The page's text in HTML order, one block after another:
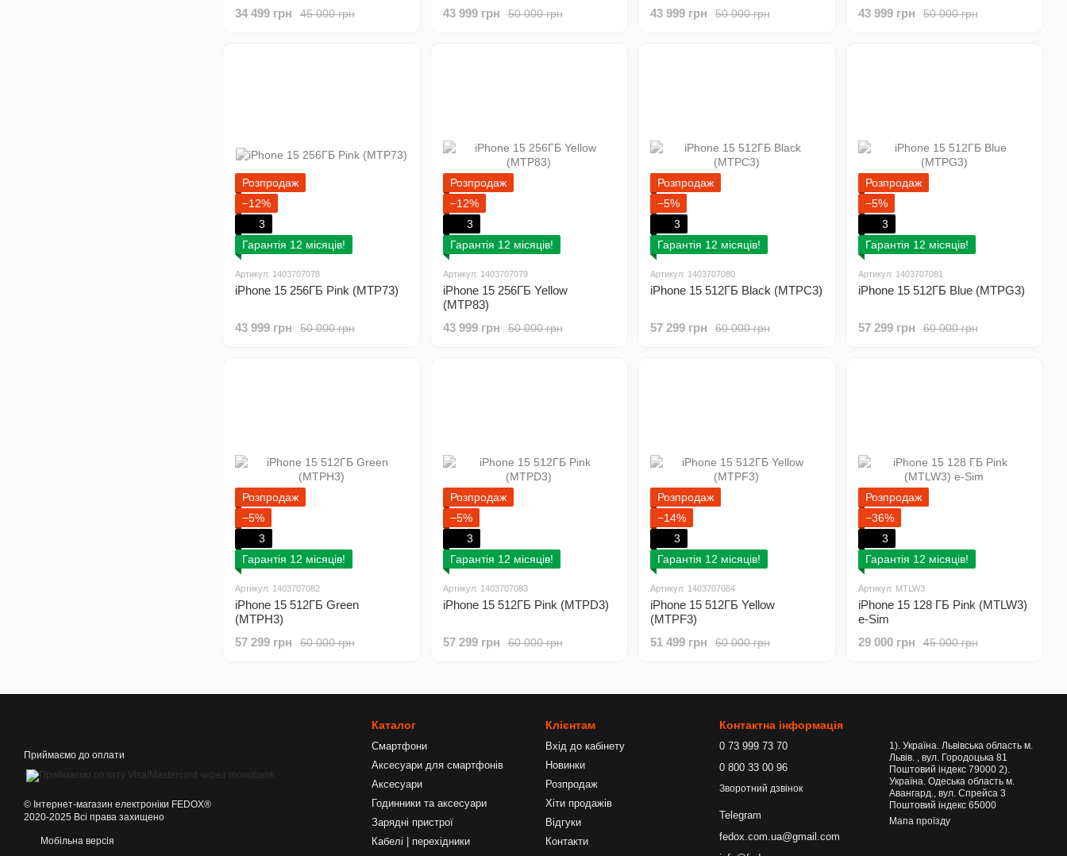
45 000 грн
34 499 грн 50 000 грн
43 999 грн 50 000 грн
43 999 грн 50 000 грн
43 999 грн
Розпродаж
−12%
3
Гарантія 12 місяців!
Артикул: 1403707078
iPhone 15 256ГБ Pink (MTP73)
50 000 грн
43 999 грн
Розпродаж
−12%
3
Гарантія 12 місяців!
Артикул: 1403707079
iPhone 15 256ГБ Yellow
(MTP83)
50 000 грн
43 999 грн
Розпродаж
−5%
3
Гарантія 12 місяців!
Артикул: 1403707080
iPhone 15 512ГБ Black (MTPC3)
60 000 грн
57 299 грн
Розпродаж
−5%
3
Гарантія 12 місяців!
Артикул: 1403707081
iPhone 15 512ГБ Blue (MTPG3)
60 000 грн
57 299 грн
Розпродаж
−5%
3
Гарантія 12 місяців!
Артикул: 1403707082
iPhone 15 512ГБ Green
(MTPH3)
60 000 грн
57 299 грн
Розпродаж
−5%
3
Гарантія 12 місяців!
Артикул: 1403707083
iPhone 15 512ГБ Pink (MTPD3)
60 000 грн
57 299 грн
Розпродаж
−14%
3
Гарантія 12 місяців!
Артикул: 1403707084
iPhone 15 512ГБ Yellow
(MTPF3)
60 000 грн
51 499 грн
Розпродаж
−36%
3
Гарантія 12 місяців!
Артикул: MTLW3
iPhone 15 128 ГБ Pink (MTLW3)
e-Sim
45 000 грн
29 000 грн
Приймаємо до оплати
©️ Інтернет-магазин електроніки FEDOX®
2020-2025 Всі права захищено
Мобільна версія
Каталог
Смартфони
Аксесуари для смартфонів
Аксесуари
Годинники та аксесуари
Зарядні пристрої
Кабелі | перехідники
Клієнтам
Вхід до кабінету
Новинки
Розпродаж
Хіти продажів
Відгуки
Контакти
Контактна інформація
0 73 999 73 70
0 800 33 00 96
Зворотний дзвінок
Telegram
fedox.com.ua@gmail.com
1). Україна. Львівська область м.
Львів. , вул. Городоцька 81
Поштовий індекс 79000 2).
Україна. Одеська область м.
Авангард., вул. Спрейса 3
Поштовий індекс 65000
Мапа проїзду